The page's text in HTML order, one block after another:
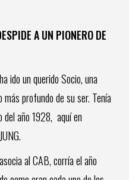
A UN PIONERO DE
ido un querido Socio, una
profundo de su ser. Tenía
del año 1928, aquí en
al CAB, corría el año